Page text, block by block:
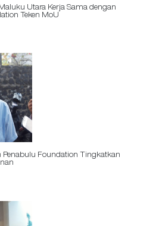
Utara Kerja Sama dengan
Teken MoU
Penabulu Foundation Tingkatkan